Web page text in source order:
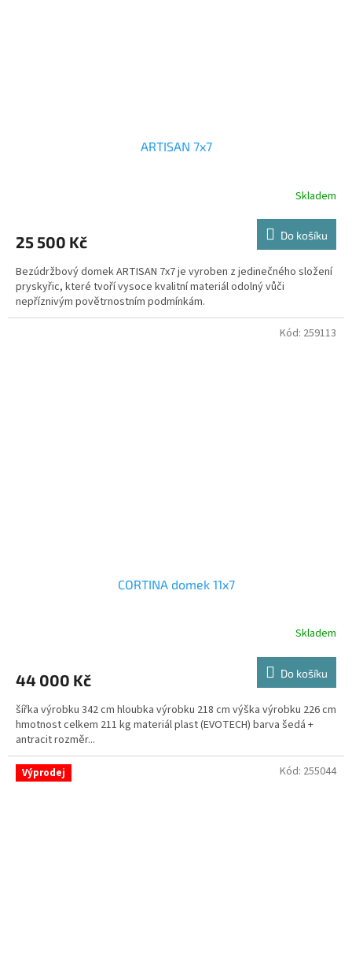
ARTISAN 7x7
Skladem
25 500 Kč Do košíku
Bezúdržbový domek ARTISAN 7x7 je vyroben z jedinečného složení
pryskyřic, které tvoří vysoce kvalitní materiál odolný vůči
nepříznivým povětrnostním podmínkám.
CORTINA domek 11x7
Skladem
44 000 Kč Do košíku
šířka výrobku 342 cm hloubka výrobku 218 cm výška výrobku 226 cm
hmotnost celkem 211 kg materiál plast (EVOTECH) barva šedá +
antracit rozměr...
Kód: 259113
Výprodej Kód: 255044